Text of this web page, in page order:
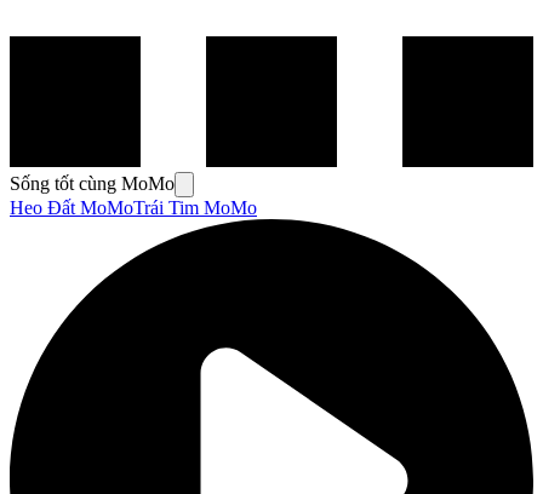
Sống tốt cùng MoMo
Heo Đất MoMoTrái Tim MoMo